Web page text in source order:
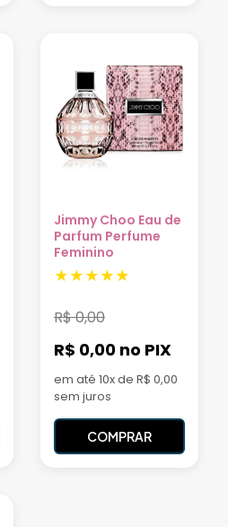
Jimmy Choo Eau de
Parfum Perfume
Feminino
R$0,00
R$ 0,00 no PIX
em até 10x de R$ 0,00
sem juros
COMPRAR